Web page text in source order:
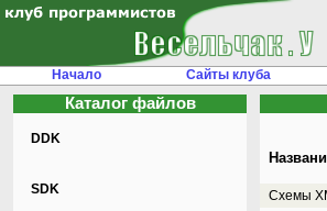
Начало Сайты клуба
Каталог файлов
DDK
SDK
Схемы